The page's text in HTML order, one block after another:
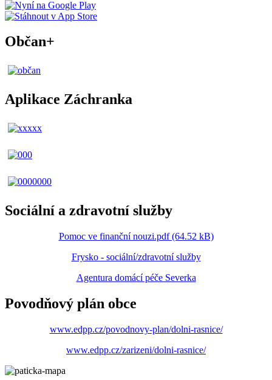
Občan+
Aplikace Záchranka
Sociální a zdravotní služby
Pomoc ve finanční nouzi.pdf (64.52 kB)
Frysko - sociální/zdravotní služby
Agentura domácí péče Severka
Povodňový plán obce
www.edpp.cz/povodnovy-plan/dolni-rasnice/
www.edpp.cz/zarizeni/dolni-rasnice/